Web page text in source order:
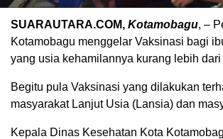
SUARAUTARA.COM, Kotamobagu, –
Kotamobagu menggelar Vaksinasi bagi
yang usia kehamilannya kurang lebih dari
Begitu pula Vaksinasi yang dilakukan
masyarakat Lanjut Usia (Lansia) dan
Kepala Dinas Kesehatan Kota